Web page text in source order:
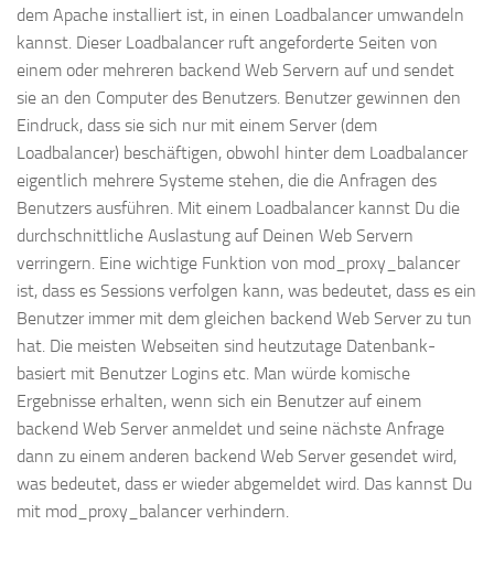
dem Apache installiert ist, in einen Loadbalancer umwandeln
kannst. Dieser Loadbalancer ruft angeforderte Seiten von
einem oder mehreren backend Web Servern auf und sendet
sie an den Computer des Benutzers. Benutzer gewinnen den
Eindruck, dass sie sich nur mit einem Server (dem
Loadbalancer) beschäftigen, obwohl hinter dem Loadbalancer
eigentlich mehrere Systeme stehen, die die Anfragen des
Benutzers ausführen. Mit einem Loadbalancer kannst Du die
durchschnittliche Auslastung auf Deinen Web Servern
verringern. Eine wichtige Funktion von mod_proxy_balancer
ist, dass es Sessions verfolgen kann, was bedeutet, dass es ein
Benutzer immer mit dem gleichen backend Web Server zu tun
hat. Die meisten Webseiten sind heutzutage Datenbank-
basiert mit Benutzer Logins etc. Man würde komische
Ergebnisse erhalten, wenn sich ein Benutzer auf einem
backend Web Server anmeldet und seine nächste Anfrage
dann zu einem anderen backend Web Server gesendet wird,
was bedeutet, dass er wieder abgemeldet wird. Das kannst Du
mit mod_proxy_balancer verhindern.